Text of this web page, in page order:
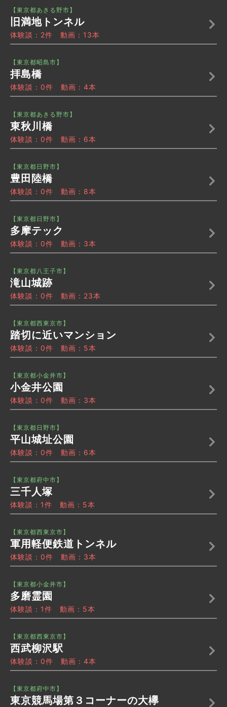
【東京都あきる野市】
旧満地トンネル
体験談：2件 動画：13本
【東京都昭島市】
拝島橋
体験談：0件 動画：4本
【東京都あきる野市】
東秋川橋
体験談：0件 動画：6本
【東京都日野市】
豊田陸橋
体験談：0件 動画：8本
【東京都日野市】
多摩テック
体験談：0件 動画：3本
【東京都八王子市】
滝山城跡
体験談：0件 動画：23本
【東京都西東京市】
踏切に近いマンション
体験談：0件 動画：5本
【東京都小金井市】
小金井公園
体験談：0件 動画：3本
【東京都日野市】
平山城址公園
体験談：0件 動画：6本
【東京都府中市】
三千人塚
体験談：1件 動画：5本
【東京都西東京市】
軍用軽便鉄道トンネル
体験談：0件 動画：3本
【東京都小金井市】
多磨霊園
体験談：1件 動画：5本
【東京都西東京市】
西武柳沢駅
体験談：0件 動画：4本
【東京都府中市】
東京競馬場第３コーナーの大欅